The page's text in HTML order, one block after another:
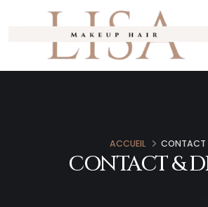
ACCUEIL CONTACT
CONTACT &